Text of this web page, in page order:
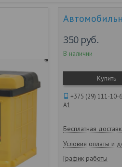
350 руб.
В наличии
Купить
+375 (29) 111-10-
А1
Бесплатная
Условия оплаты и
График работы